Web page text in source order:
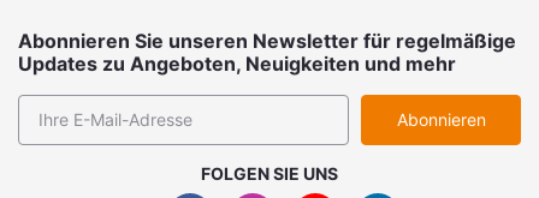
Abonnieren Sie unseren Newsletter für regelmäßige
Updates zu Angeboten, Neuigkeiten und mehr
Abonnieren
FOLGEN SIE UNS